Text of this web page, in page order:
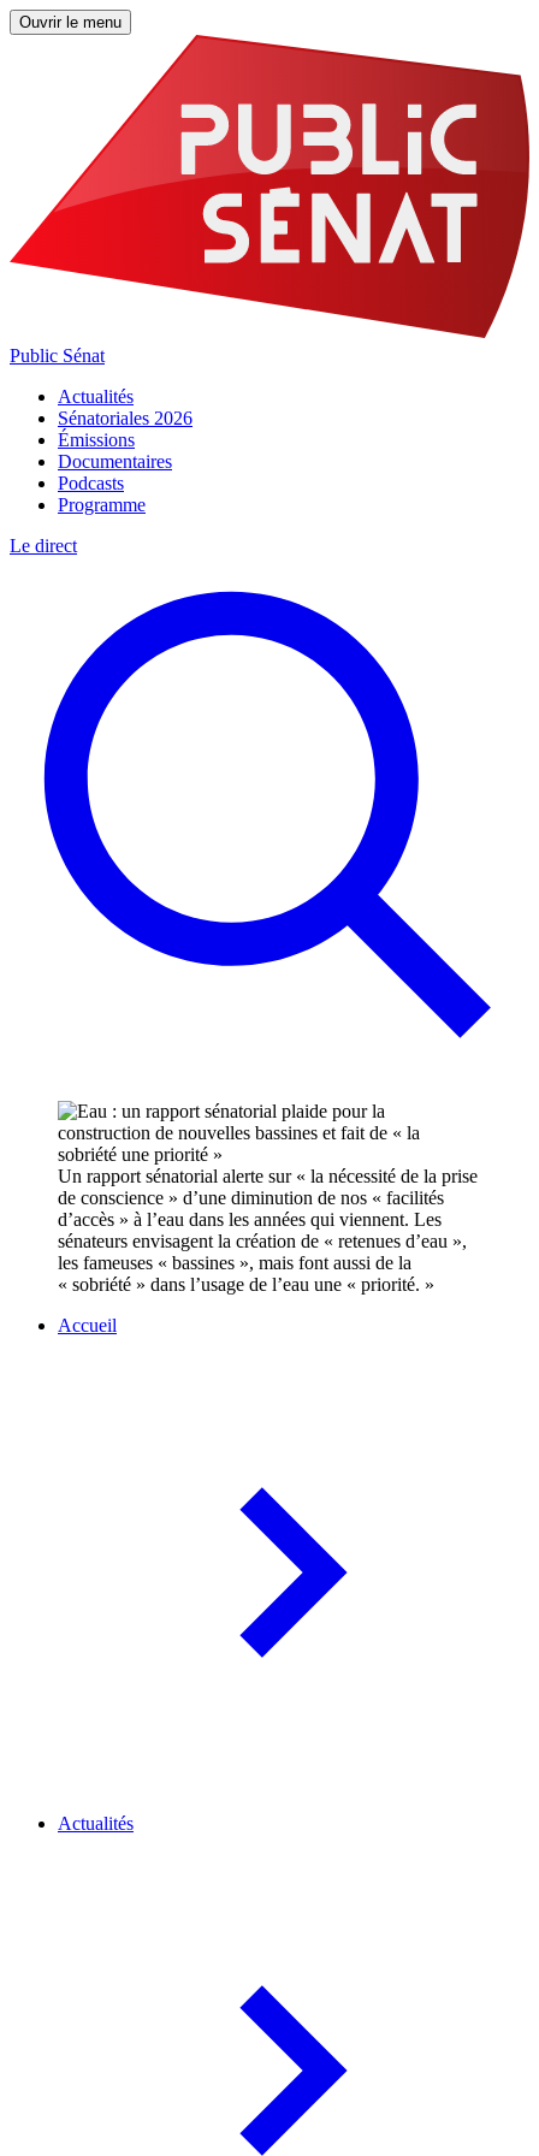
Ouvrir le menu
Public Sénat
Actualités
Sénatoriales 2026
Émissions
Documentaires
Podcasts
Programme
Le direct
Un rapport sénatorial alerte sur « la nécessité de la prise
de conscience » d’une diminution de nos « facilités
d’accès » à l’eau dans les années qui viennent. Les
sénateurs envisagent la création de « retenues d’eau »,
les fameuses « bassines », mais font aussi de la
« sobriété » dans l’usage de l’eau une « priorité. »
Accueil
Actualités